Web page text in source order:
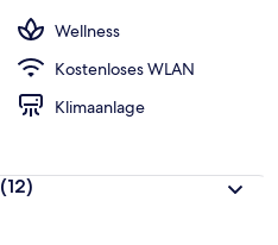
Wellness
Kostenloses WLAN
Klimaanlage
(12)